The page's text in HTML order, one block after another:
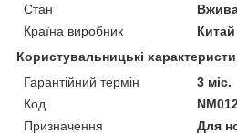
Стан
Країна виробник
Китай
Користувальницькі
Гарантійний термін
3 міс.
Код
Призначення
Для